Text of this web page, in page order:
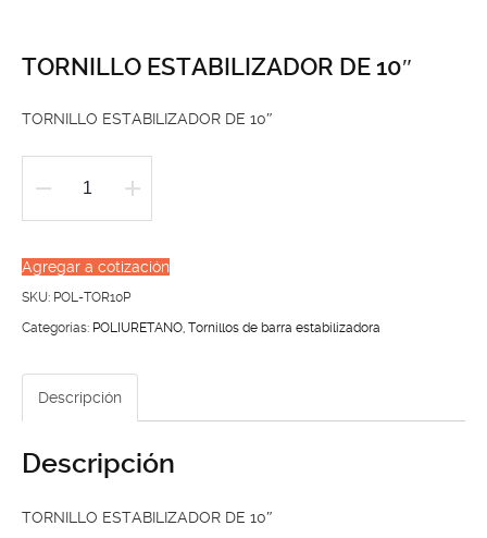
TORNILLO ESTABILIZADOR DE 10″
TORNILLO ESTABILIZADOR DE 10″
TORNILLO
DE
10"
cantidad
Agregar a cotización
SKU: POL-TOR10P
Categorías: POLIURETANO, Tornillos de barra estabilizadora
Descripción
Descripción
TORNILLO ESTABILIZADOR DE 10″